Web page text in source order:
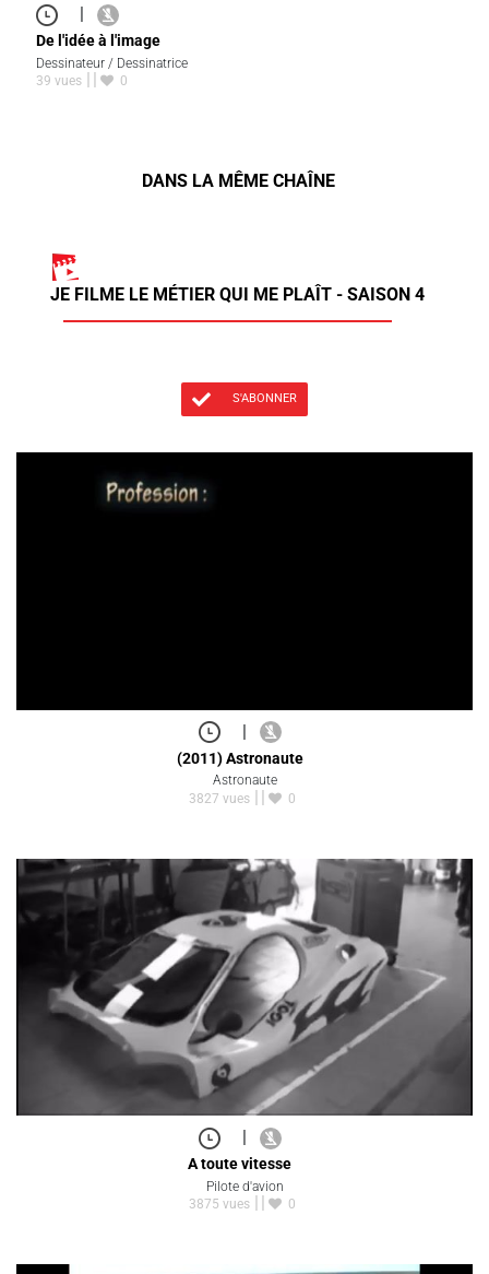
|
De l'idée à l'image
Dessinateur / Dessinatrice
39 vues
0
DANS LA MÊME CHAÎNE
JE FILME LE MÉTIER QUI ME PLAÎT - SAISON 4
S'ABONNER
|
(2011) Astronaute
Astronaute
3827 vues
0
|
A toute vitesse
Pilote d'avion
3875 vues
0